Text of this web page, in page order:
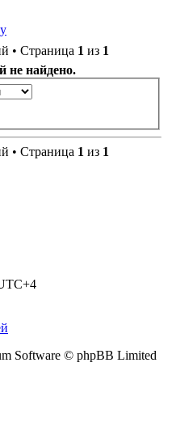
• Страница 1 из 1
не найдено.
• Страница 1 из 1
Software © phpBB Limited